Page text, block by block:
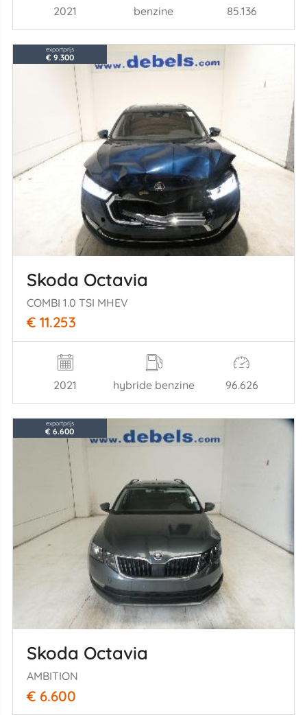
2021 benzine 85.136
exportprijs
€ 9.300
Skoda Octavia
COMBI 1.0 TSI MHEV
€ 11.253
2021 hybride benzine 96.626
exportprijs
€ 6.600
Skoda Octavia
AMBITION
€ 6.600